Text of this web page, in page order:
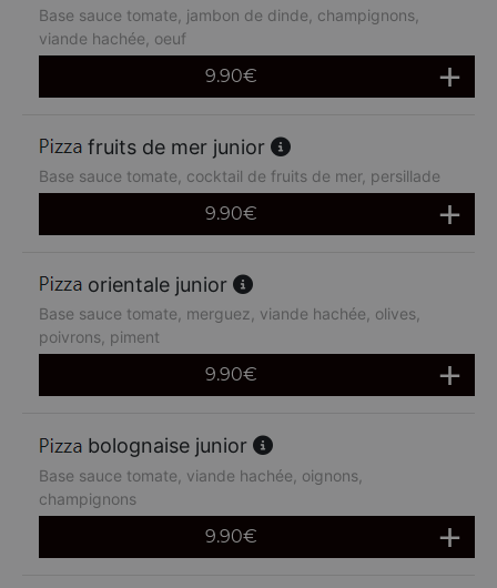
Base sauce tomate, jambon de dinde, champignons,
viande hachée, oeuf
9.90€
fruits de mer junior
Base sauce tomate, cocktail de fruits de mer, persillade
9.90€
orientale junior
Base sauce tomate, merguez, viande hachée, olives,
poivrons, piment
9.90€
bolognaise junior
Base sauce tomate, viande hachée, oignons,
champignons
9.90€